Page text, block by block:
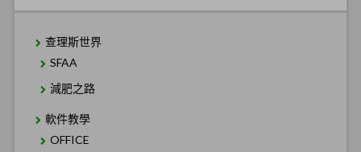
查理斯世界
SFAA
減肥之路
軟件教學
OFFICE